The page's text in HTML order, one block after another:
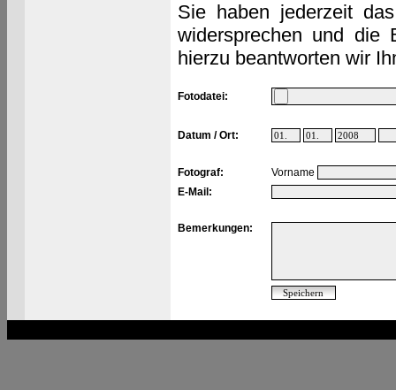
Sie haben jederzeit
widersprechen und die
hierzu beantworten wir
Fotodatei:
Datum / Ort:
Fotograf:
Vorname
E-Mail:
Bemerkungen: